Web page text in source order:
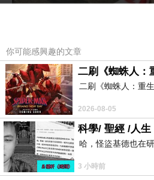
上一篇：VEJA 小白鞋系列 2022
下一篇：lululemon“取代”加拿大鵝
你可能感興趣的文章
二刷《蜘蛛人：
二刷《蜘蛛人：重
2026-08-05
科學/ 聖經 /人生
哈，怪盜基德也在
3 小時前